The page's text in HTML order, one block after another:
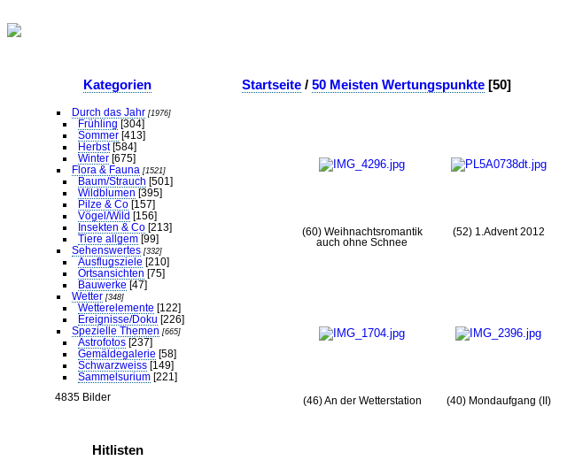
Kategorien
Durch das Jahr [1976]
Frühling [304]
Sommer [413]
Herbst [584]
Winter [675]
Flora & Fauna [1521]
Baum/Strauch [501]
Wildblumen [395]
Pilze & Co [157]
Vögel/Wild [156]
Insekten & Co [213]
Tiere allgem [99]
Sehenswertes [332]
Ausflugsziele [210]
Ortsansichten [75]
Bauwerke [47]
Wetter [348]
Wetterelemente [122]
Ereignisse/Doku [226]
Spezielle Themen [665]
Astrofotos [237]
Gemäldegalerie [58]
Schwarzweiss [149]
Sammelsurium [221]
4835 Bilder
Hitlisten
Startseite/ 50 Meisten Wertungspunkte[50]
(60) Weihnachtsromantik
auch ohne Schnee
(52) 1.Advent 2012
(46) An der Wetterstation (40) Mondaufgang (II)